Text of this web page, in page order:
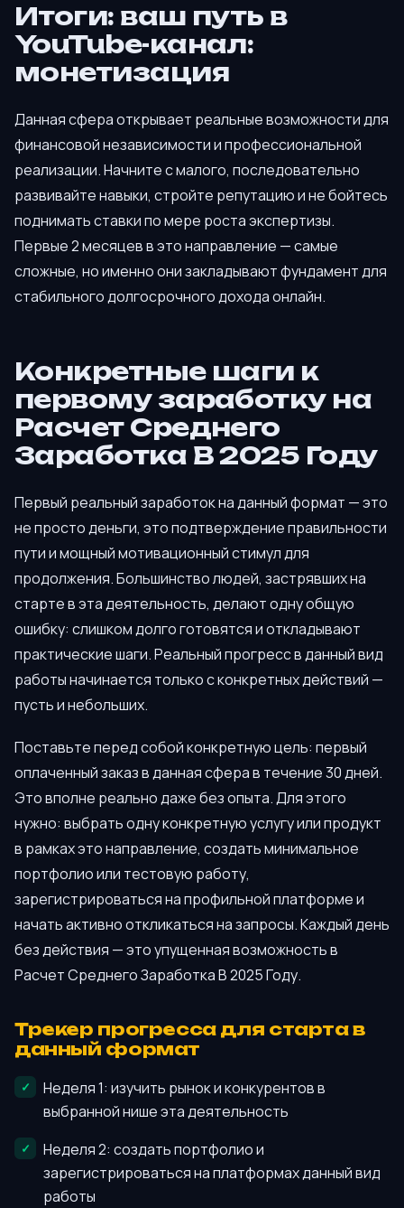
Итоги: ваш путь в
YouTube-канал:
монетизация
Данная сфера открывает реальные возможности для
финансовой независимости и профессиональной
реализации. Начните с малого, последовательно
развивайте навыки, стройте репутацию и не бойтесь
поднимать ставки по мере роста экспертизы.
Первые 2 месяцев в это направление — самые
сложные, но именно они закладывают фундамент для
стабильного долгосрочного дохода онлайн.
Конкретные шаги к
первому заработку на
Расчет Среднего
Заработка В 2025 Году
Первый реальный заработок на данный формат — это
не просто деньги, это подтверждение правильности
пути и мощный мотивационный стимул для
продолжения. Большинство людей, застрявших на
старте в эта деятельность, делают одну общую
ошибку: слишком долго готовятся и откладывают
практические шаги. Реальный прогресс в данный вид
работы начинается только с конкретных действий —
пусть и небольших.
Поставьте перед собой конкретную цель: первый
оплаченный заказ в данная сфера в течение 30 дней.
Это вполне реально даже без опыта. Для этого
нужно: выбрать одну конкретную услугу или продукт
в рамках это направление, создать минимальное
портфолио или тестовую работу,
зарегистрироваться на профильной платформе и
начать активно откликаться на запросы. Каждый день
без действия — это упущенная возможность в
Расчет Среднего Заработка В 2025 Году.
Трекер прогресса для старта в
данный формат
Неделя 1: изучить рынок и конкурентов в
выбранной нише эта деятельность
Неделя 2: создать портфолио и
зарегистрироваться на платформах данный вид
работы